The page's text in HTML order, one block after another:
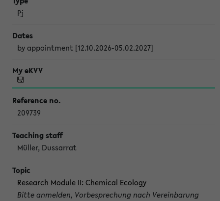
Pj
by appointment [12.10.2026-05.02.2027]
209739
Müller, Dussarrat
Research Module II: Chemical Ecology
Bitte anmelden, Vorbesprechung nach Vereinbarung